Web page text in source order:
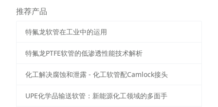
推荐产品
特氟龙软管在工业中的运用
特氟龙PTFE软管的低渗透性能技术解析
化工解决腐蚀和泄露 - 化工软管配Camlock接头
UPE化学品输送软管：新能源化工领域的多面手